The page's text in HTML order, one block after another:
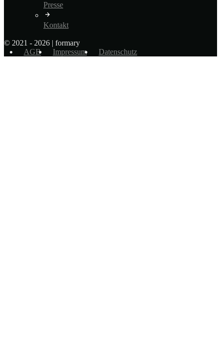
Presse
Kontakt
© 2021 - 2026 | formary
AGB
Impressum Datenschutz